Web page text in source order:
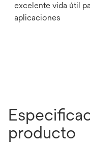
excelente vida útil
aplicaciones
producto